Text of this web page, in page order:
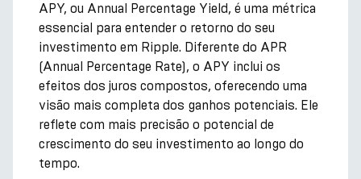
APY, ou Annual Percentage Yield, é uma métrica
essencial para entender o retorno do seu
investimento em Ripple. Diferente do APR
(Annual Percentage Rate), o APY inclui os
efeitos dos juros compostos, oferecendo uma
visão mais completa dos ganhos potenciais. Ele
reflete com mais precisão o potencial de
crescimento do seu investimento ao longo do
tempo.